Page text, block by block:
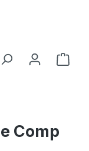
Comp